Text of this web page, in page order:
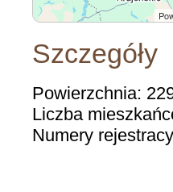
Szczegóły
Powierzchnia:
Liczba
Numery